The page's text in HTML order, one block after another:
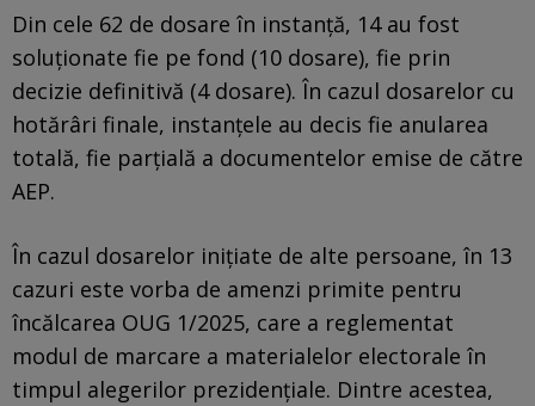
Din cele 62 de dosare în instanță, 14 au fost
soluționate fie pe fond (10 dosare), fie prin
decizie definitivă (4 dosare). În cazul dosarelor cu
hotărâri finale, instanțele au decis fie anularea
totală, fie parțială a documentelor emise de către
AEP.
În cazul dosarelor inițiate de alte persoane, în 13
cazuri este vorba de amenzi primite pentru
încălcarea OUG 1/2025, care a reglementat
modul de marcare a materialelor electorale în
timpul alegerilor prezidențiale. Dintre acestea,